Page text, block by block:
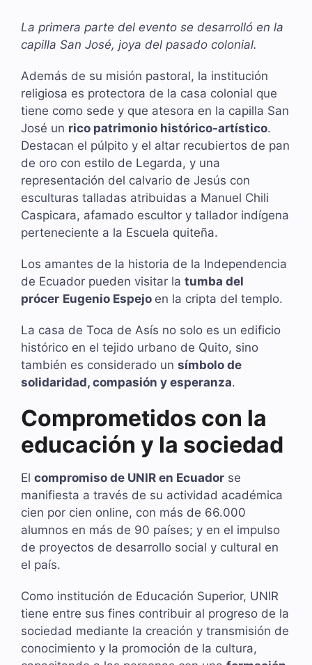
La primera parte del evento se desarrolló en la
capilla San José, joya del pasado colonial.
Además de su misión pastoral, la institución
religiosa es protectora de la casa colonial que
tiene como sede y que atesora en la capilla San
José un rico patrimonio histórico-artístico.
Destacan el púlpito y el altar recubiertos de pan
de oro con estilo de Legarda, y una
representación del calvario de Jesús con
esculturas talladas atribuidas a Manuel Chili
Caspicara, afamado escultor y tallador indígena
perteneciente a la Escuela quiteña.
Los amantes de la historia de la Independencia
de Ecuador pueden visitar la tumba del
prócer Eugenio Espejo en la cripta del templo.
La casa de Toca de Asís no solo es un edificio
histórico en el tejido urbano de Quito, sino
también es considerado un símbolo de
solidaridad, compasión y esperanza.
Comprometidos con la
educación y la sociedad
El compromiso de UNIR en Ecuadorse
manifiesta a través de su actividad académica
cien por cien online, con más de 66.000
alumnos en más de 90 países; y en el impulso
de proyectos de desarrollo social y cultural en
el país.
Como institución de Educación Superior, UNIR
tiene entre sus fines contribuir al progreso de la
sociedad mediante la creación y transmisión de
conocimiento y la promoción de la cultura,